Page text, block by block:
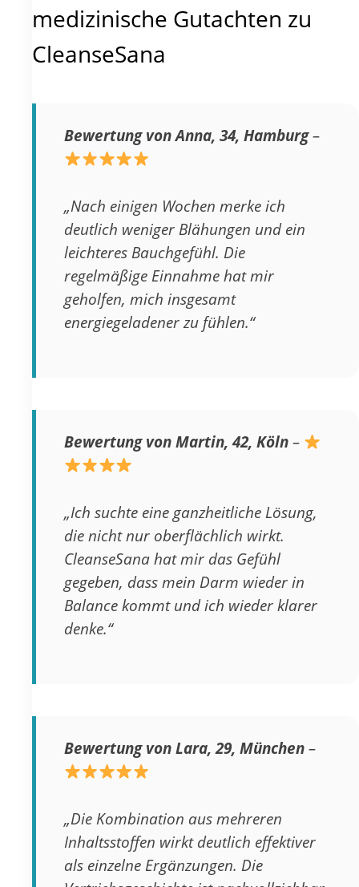
medizinische Gutachten zu
CleanseSana
Bewertung von Anna, 34, Hamburg–
„Nach einigen Wochen merke ich
deutlich weniger Blähungen und ein
leichteres Bauchgefühl. Die
regelmäßige Einnahme hat mir
geholfen, mich insgesamt
energiegeladener zu fühlen.“
Bewertung von Martin, 42, Köln –
„Ich suchte eine ganzheitliche Lösung,
die nicht nur oberflächlich wirkt.
CleanseSana hat mir das Gefühl
gegeben, dass mein Darm wieder in
Balance kommt und ich wieder klarer
denke.“
Bewertung von Lara, 29, München –
„Die Kombination aus mehreren
Inhaltsstoffen wirkt deutlich effektiver
als einzelne Ergänzungen. Die